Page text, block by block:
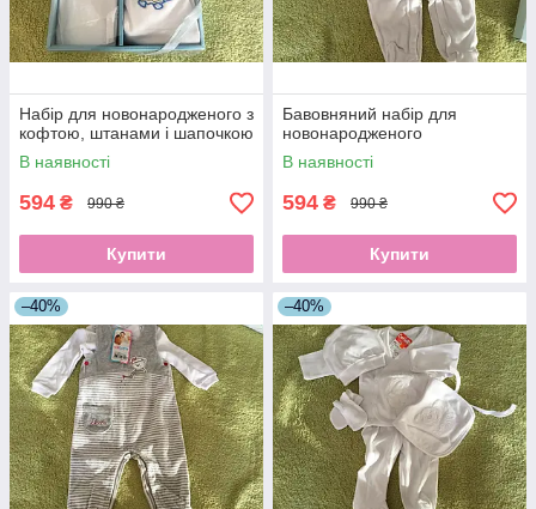
Набір для новонародженого з
кофтою, штанами і шапочкою
В наявності
594 ₴ 990 ₴
Купити
Бавовняний набір для
новонародженого
В наявності
594 ₴ 990 ₴
Купити
–40% –40%